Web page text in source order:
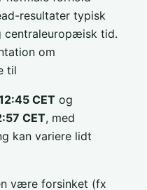
resultater typisk
centraleuropæisk tid.
om
til
CET og
CET, med
kan variere lidt
være forsinket (fx